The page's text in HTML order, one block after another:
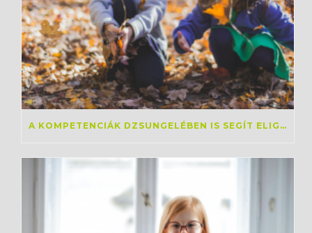
A KOMPETENCIÁK DZSUNGELÉBEN IS SEGÍT ELIGAZODNI AZ OKTATÁS 2030